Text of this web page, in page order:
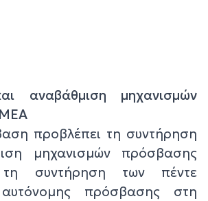
αναβάθμιση μηχανισμών
προβλέπει τη συντήρηση
μηχανισμών πρόσβασης
συντήρηση των πέντε
πρόσβασης στη